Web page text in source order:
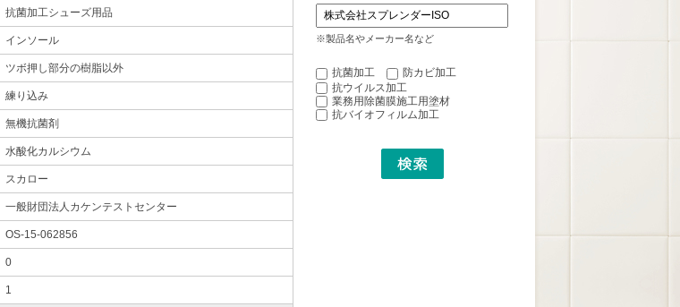
抗菌加工シューズ用品
インソール
ツボ押し部分の樹脂以外
練り込み
無機抗菌剤
水酸化カルシウム
スカロー
一般財団法人カケンテストセンター
OS-15-062856
0
1
※製品名やメーカー名など
抗菌加工
防カビ加工
抗ウイルス加工
業務用除菌膜施工用塗材
抗バイオフィルム加工